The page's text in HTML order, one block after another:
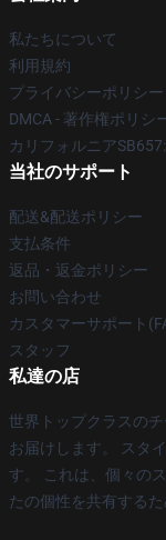
私たちについて
利用規約
プライバシーポリシー
DMCA - 著作権ポリシ
カリフォルニア
当社のサポート
配送&配送ポリシー
支払条件
返品・返金ポリシー
お問い合わせ
カスタマーサポート
スタッフ
私達の店
世界トップクラスの
お届けします。 スタ
す。 これは、個々の
たの個性を共有するた